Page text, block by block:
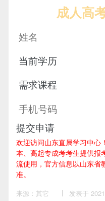
成人高
提交申请
欢迎访问山东直属学习中心！
本、高起专成考考生提供报
流使用，官方信息以山东省
准。
来源：其它 发表于